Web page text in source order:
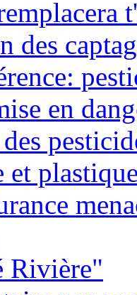
des
en
et
Rivière"